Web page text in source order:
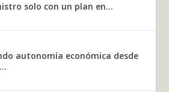
solo con un plan en...
autonomía económica desde